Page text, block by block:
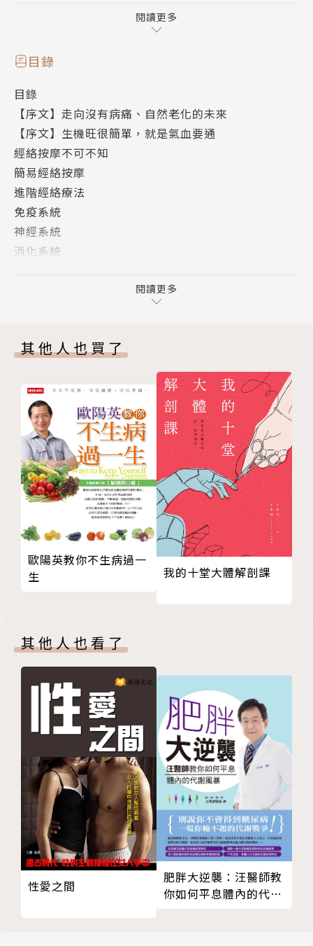
和美國等地演講及教學。三十餘年來全力鑽研、整理中
理針灸、耳穴療法、薰臍療法和氣功推腸、氣功催眠、
氣功瑜珈、長命拍打功等各式氣功，堪稱當代傳統療法
集大成者。主張「雜合以治」，亦即兼採中西醫理、人
體生理解剖、經脈穴位、易理學說、臨床經驗等各種治
療優點，是為「新傳統醫學」。著有《認識穴位》、
《手足自我按摩》、《長命拍打功》、《刮痧拔罐健康
法》等多本著作。
閱讀更多
目錄
目錄
【序文】走向沒有病痛、自然老化的未來
【序文】生機旺很簡單，就是氣血要通
經絡按摩不可不知
簡易經絡按摩
進階經絡療法
免疫系統
神經系統
消化系統
皮膚疾病
內分泌與代謝障礙
婦女疾病
老化疾病
人體穴位圖、全息反射區圖
生機食療對症驗方索引
閱讀更多
其他人也買了
歐陽英教你不生病過一
生
我的十堂大體解剖課
其他人也看了
性愛之間
肥胖大逆襲：汪醫師教
你如何平息體內的代謝